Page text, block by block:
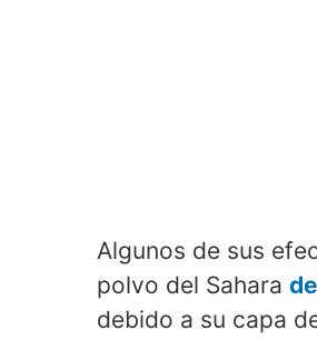
Algunos de sus
polvo del Sahara
debido a su capa